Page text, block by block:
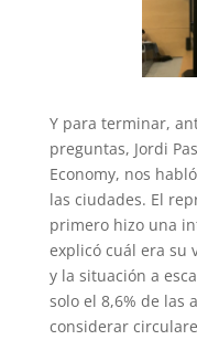
Y para terminar,
preguntas, Jordi
Economy, nos
las ciudades. El
primero hizo una
explicó cuál era su
y la situación a
solo el 8,6% de las
considerar